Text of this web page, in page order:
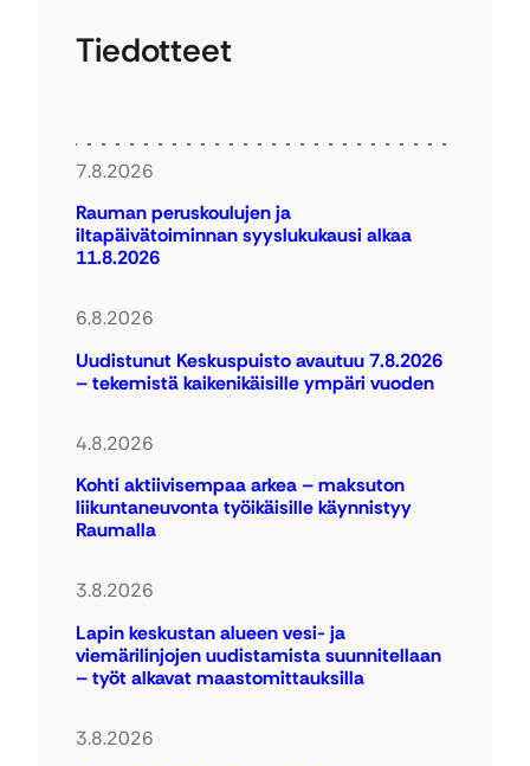
Tiedotteet
7.8.2026
Rauman peruskoulujen ja
iltapäivätoiminnan syyslukukausi alkaa
11.8.2026
6.8.2026
Uudistunut Keskuspuisto avautuu 7.8.2026
– tekemistä kaikenikäisille ympäri vuoden
4.8.2026
Kohti aktiivisempaa arkea – maksuton
liikuntaneuvonta työikäisille käynnistyy
Raumalla
3.8.2026
Lapin keskustan alueen vesi- ja
viemärilinjojen uudistamista suunnitellaan
– työt alkavat maastomittauksilla
3.8.2026